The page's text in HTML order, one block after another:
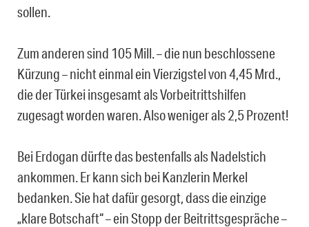
sollen.
Zum anderen sind 105 Mill. – die nun beschlossene
Kürzung – nicht einmal ein Vierzigstel von 4,45 Mrd.,
die der Türkei insgesamt als Vorbeitrittshilfen
zugesagt worden waren. Also weniger als 2,5 Prozent!
Bei Erdogan dürfte das bestenfalls als Nadelstich
ankommen. Er kann sich bei Kanzlerin Merkel
bedanken. Sie hat dafür gesorgt, dass die einzige
„klare Botschaft“ – ein Stopp der Beitrittsgespräche –